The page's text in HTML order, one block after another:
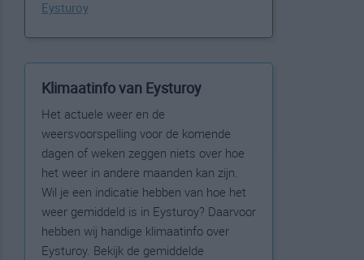
Eysturoy
Klimaatinfo van Eysturoy
Het actuele weer en de
weersvoorspelling voor de komende
dagen of weken zeggen niets over hoe
het weer in andere maanden kan zijn.
Wil je een indicatie hebben van hoe het
weer gemiddeld is in Eysturoy? Daarvoor
hebben wij handige klimaatinfo over
Eysturoy. Bekijk de gemiddelde